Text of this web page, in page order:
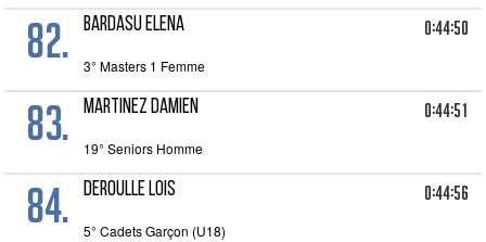
82. BARDASU ELENA 0:44:50
3° Masters 1 Femme
83. MARTINEZ DAMIEN 0:44:51
19° Seniors Homme
84. DEROULLE LOIS 0:44:56
5° Cadets Garçon (U18)